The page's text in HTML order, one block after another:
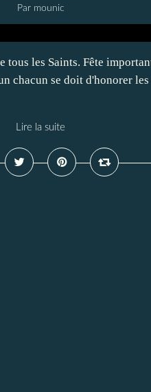
Par mounic
tous les Saints. Fête
chacun se doit d'honorer
Lire la suite